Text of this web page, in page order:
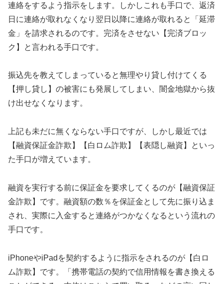
連絡をするよう指示をします。しかしこれも手口で、返済
日に連絡が取れなくなり翌日以降に連絡が取れると「延滞
金」を請求されるのです。完済をさせない【完済ブロッ
ク】と言われる手口です。
振込先を教えてしまっていると無理やり貸し付けてくる
【押し貸し】の被害にも発展してしまい、闇金地獄から抜
け出せなくなります。
上記も未だに無くならない手口ですが、しかし最近では
【融資保証金詐欺】【白ロム詐欺】【表隠し融資】といっ
た手口が増えています。
融資を実行する前に保証金を要求してくるのが【融資保証
金詐欺】です。融資額の数％を保証金として先に振り込ま
され、実際に入金すると連絡がつかなくなるという流れの
手口です。
iPhoneやiPadを契約するように指示をされるのが【白ロ
ム詐欺】です。「携帯電話の契約で信用情報を書き換える